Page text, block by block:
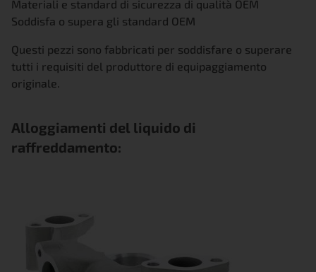
Materiali e standard di sicurezza di qualità OEM
Soddisfa o supera gli standard OEM
Questi pezzi sono fabbricati per soddisfare o superare
tutti i requisiti del produttore di equipaggiamento
originale.
Alloggiamenti del liquido di
raffreddamento: